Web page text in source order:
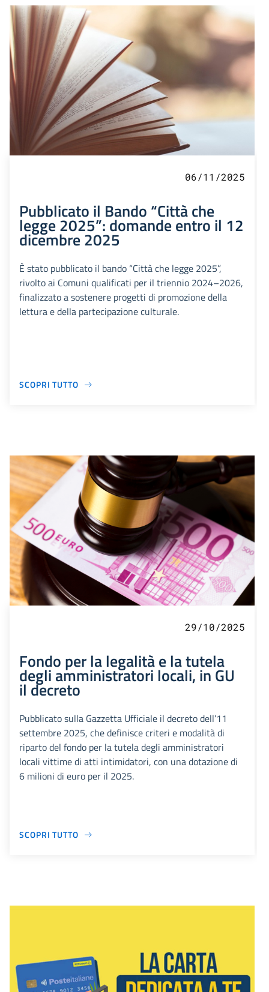
06/11/2025
Pubblicato il Bando “Città che
legge 2025”: domande entro il 12
dicembre 2025
È stato pubblicato il bando “Città che legge 2025”,
rivolto ai Comuni qualificati per il triennio 2024–2026,
finalizzato a sostenere progetti di promozione della
lettura e della partecipazione culturale.
SCOPRI TUTTO
29/10/2025
Fondo per la legalità e la tutela
degli amministratori locali, in GU
il decreto
Pubblicato sulla Gazzetta Ufficiale il decreto dell’11
settembre 2025, che definisce criteri e modalità di
riparto del fondo per la tutela degli amministratori
locali vittime di atti intimidatori, con una dotazione di
6 milioni di euro per il 2025.
SCOPRI TUTTO